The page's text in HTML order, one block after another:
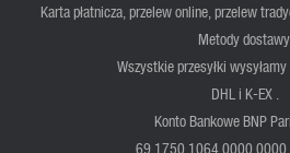
Karta płatnicza, przelew online, przelew
Metody
Wszystkie przesyłki
DHL i K-EX .
Konto Bankowe BNP
69 1750 1064 0000 0000